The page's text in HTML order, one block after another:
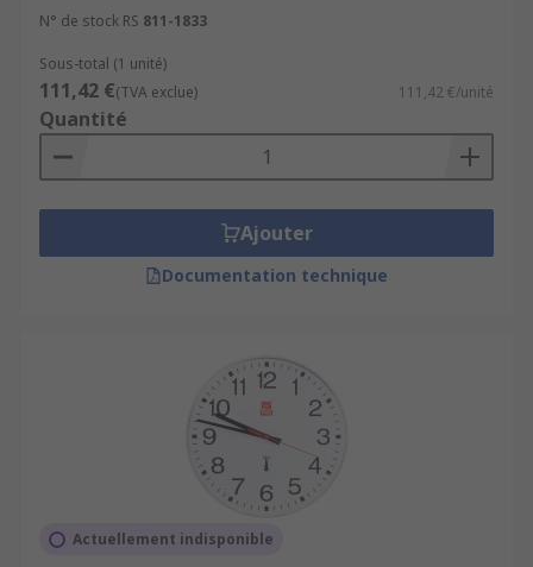
N° de stock RS 811-1833
Sous-total (1 unité)
111,42 €(TVA exclue) 111,42 €/unité
Quantité
Ajouter
Documentation technique
Actuellement indisponible